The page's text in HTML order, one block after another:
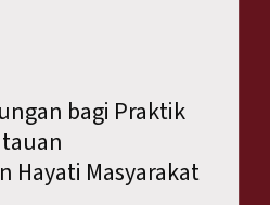
bagi Praktik
Hayati Masyarakat